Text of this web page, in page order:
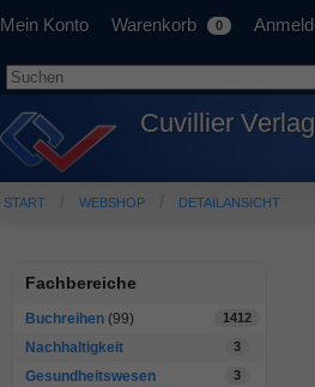
Mein Konto Warenkorb 0
Cuvillier
START WEBSHOP DETAILANSICHT
Fachbereiche
Buchreihen (99) 1412
Nachhaltigkeit 3
Gesundheitswesen 3